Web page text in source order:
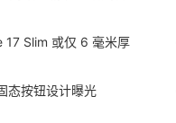
17 Slim 或仅 6 毫米厚
态按钮设计曝光